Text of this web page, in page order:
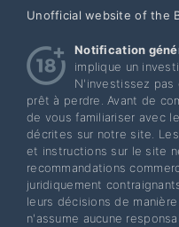
Unofficial website of the
Notification
implique un
N'investissez
prêt à perdre. Avant de
de vous familiariser avec
décrites sur notre site.
et instructions sur le site
recommandations
juridiquement
leurs décisions de
n'assume aucune